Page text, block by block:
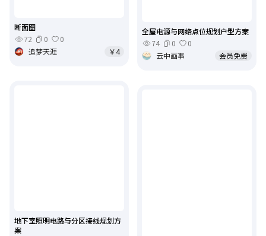
全屋电源与网络点位规划户型方案
74
0
0
云中画事
会员免费
断面图
72
0
0
追梦天涯
￥4
地下室照明电路与分区接线规划方
案